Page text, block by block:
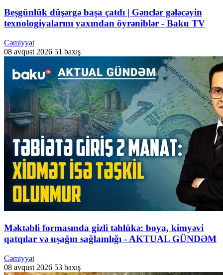
Beşgünlük düşərgə başa çatdı | Gənclər gələcəyin
texnologiyalarını yaxından öyrəniblər - Baku TV
Cəmiyyət
08 avqust 2026 51 baxış
Məktəbli formasında gizli təhlükə: boya, kimyəvi
qatqılar və uşağın sağlamlığı - AKTUAL GÜNDƏM
Cəmiyyət
08 avqust 2026 53 baxış